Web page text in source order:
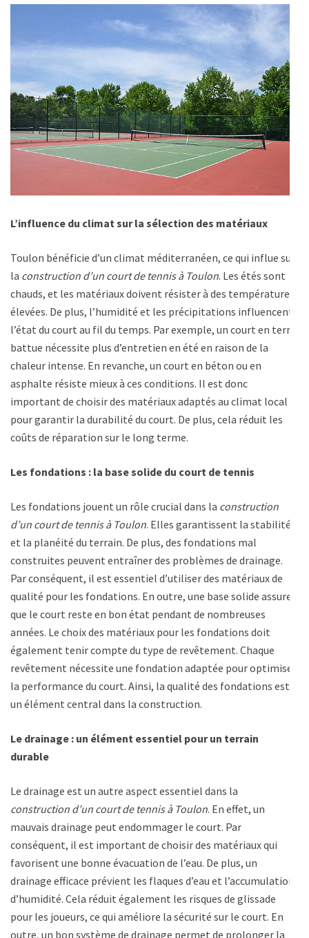
L’influence du climat sur la sélection des matériaux
Toulon bénéficie d’un climat méditerranéen, ce qui influe sur
la construction d’un court de tennis à Toulon. Les étés sont
chauds, et les matériaux doivent résister à des températures
élevées. De plus, l’humidité et les précipitations influencent
l’état du court au fil du temps. Par exemple, un court en terre
battue nécessite plus d’entretien en été en raison de la
chaleur intense. En revanche, un court en béton ou en
asphalte résiste mieux à ces conditions. Il est donc
important de choisir des matériaux adaptés au climat local
pour garantir la durabilité du court. De plus, cela réduit les
coûts de réparation sur le long terme.
Les fondations : la base solide du court de tennis
Les fondations jouent un rôle crucial dans la construction
d’un court de tennis à Toulon. Elles garantissent la stabilité
et la planéité du terrain. De plus, des fondations mal
construites peuvent entraîner des problèmes de drainage.
Par conséquent, il est essentiel d’utiliser des matériaux de
qualité pour les fondations. En outre, une base solide assure
que le court reste en bon état pendant de nombreuses
années. Le choix des matériaux pour les fondations doit
également tenir compte du type de revêtement. Chaque
revêtement nécessite une fondation adaptée pour optimiser
la performance du court. Ainsi, la qualité des fondations est
un élément central dans la construction.
Le drainage : un élément essentiel pour un terrain
durable
Le drainage est un autre aspect essentiel dans la
construction d’un court de tennis à Toulon. En effet, un
mauvais drainage peut endommager le court. Par
conséquent, il est important de choisir des matériaux qui
favorisent une bonne évacuation de l’eau. De plus, un
drainage efficace prévient les flaques d’eau et l’accumulation
d’humidité. Cela réduit également les risques de glissade
pour les joueurs, ce qui améliore la sécurité sur le court. En
outre, un bon système de drainage permet de prolonger la